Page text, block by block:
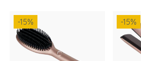
-15% -15%